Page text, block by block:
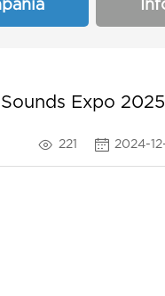
Expo
221 2024-